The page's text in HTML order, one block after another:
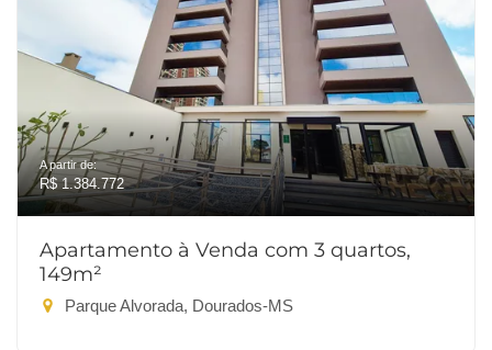
A partir de:
R$ 1.384.772
Apartamento à Venda com 3 quartos,
149m²
Parque Alvorada, Dourados-MS